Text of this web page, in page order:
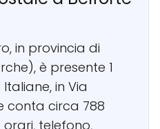
in provincia di
è presente 1
in Via
conta circa 788
telefono,